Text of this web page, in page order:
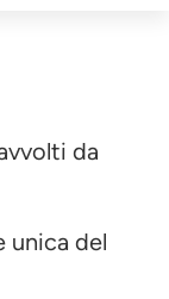
da
unica del